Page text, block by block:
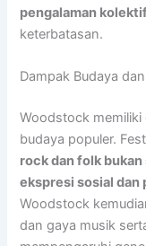
pengalaman
keterbatasan.
Dampak Budaya
Woodstock
budaya populer.
rock dan folk
ekspresi sosial dan
Woodstock
dan gaya musik